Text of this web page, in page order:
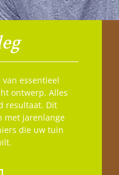
essentieel
ontwerp. Alles
resultaat. Dit
met jarenlange
die uw tuin